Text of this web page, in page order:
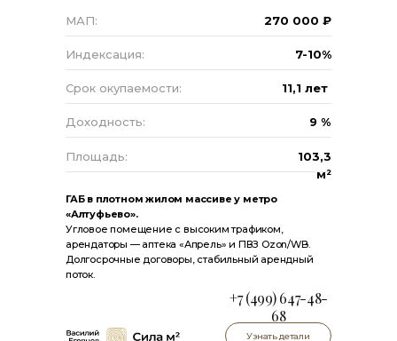
Узнать детали
9 %
Доходность:
11,1 лет
Срок окупаемости:
7-10%
Индексация:
103,3
м²
Площадь:
МАП: 270 000 ₽
ГАБ в плотном жилом массиве у метро
«Алтуфьево».
Угловое помещение с высоким трафиком,
арендаторы — аптека «Апрель» и ПВЗ Ozon/WB.
Долгосрочные договоры, стабильный арендный
поток.
+7 (499) 647-48-
68